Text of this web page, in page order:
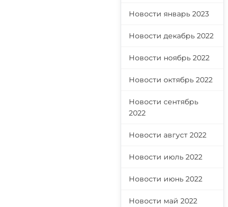
Новости январь 2023
Новости декабрь 2022
Новости ноябрь 2022
Новости октябрь 2022
Новости сентябрь
2022
Новости август 2022
Новости июль 2022
Новости июнь 2022
Новости май 2022